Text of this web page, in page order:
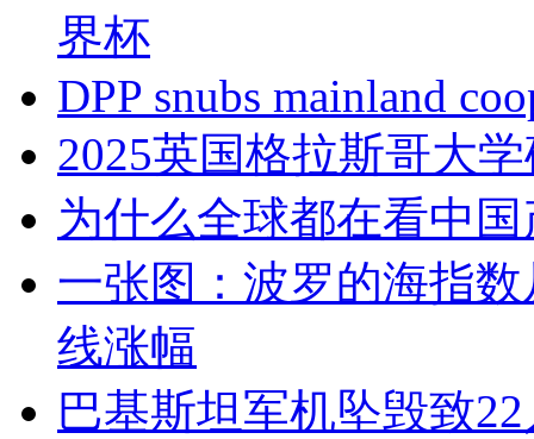
界杯
DPP snubs mainland
2025英国格拉斯哥大
为什么全球都在看中
一张图：波罗的海指
线涨幅
巴基斯坦军机坠毁致